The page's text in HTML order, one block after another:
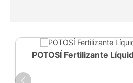
POTOSÍ Fertilizante